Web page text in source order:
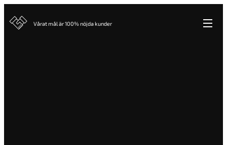
Vårat mål är 100% nöjda kunder